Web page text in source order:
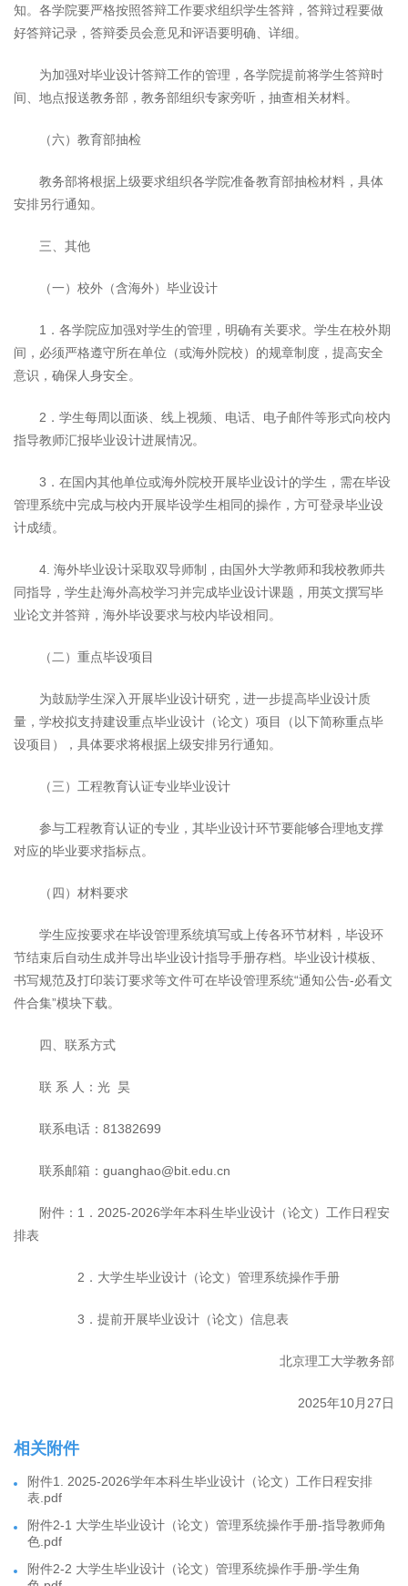
知。各学院要严格按照答辩工作要求组织学生答辩，答辩过程要做
好答辩记录，答辩委员会意见和评语要明确、详细。
为加强对毕业设计答辩工作的管理，各学院提前将学生答辩时
间、地点报送教务部，教务部组织专家旁听，抽查相关材料。
（六）教育部抽检
教务部将根据上级要求组织各学院准备教育部抽检材料，具体
安排另行通知。
三、其他
（一）校外（含海外）毕业设计
1．各学院应加强对学生的管理，明确有关要求。学生在校外期
间，必须严格遵守所在单位（或海外院校）的规章制度，提高安全
意识，确保人身安全。
2．学生每周以面谈、线上视频、电话、电子邮件等形式向校内
指导教师汇报毕业设计进展情况。
3．在国内其他单位或海外院校开展毕业设计的学生，需在毕设
管理系统中完成与校内开展毕设学生相同的操作，方可登录毕业设
计成绩。
4. 海外毕业设计采取双导师制，由国外大学教师和我校教师共
同指导，学生赴海外高校学习并完成毕业设计课题，用英文撰写毕
业论文并答辩，海外毕设要求与校内毕设相同。
（二）重点毕设项目
为鼓励学生深入开展毕业设计研究，进一步提高毕业设计质
量，学校拟支持建设重点毕业设计（论文）项目（以下简称重点毕
设项目），具体要求将根据上级安排另行通知。
（三）工程教育认证专业毕业设计
参与工程教育认证的专业，其毕业设计环节要能够合理地支撑
对应的毕业要求指标点。
（四）材料要求
学生应按要求在毕设管理系统填写或上传各环节材料，毕设环
节结束后自动生成并导出毕业设计指导手册存档。毕业设计模板、
书写规范及打印装订要求等文件可在毕设管理系统“通知公告-必看文
件合集”模块下载。
四、联系方式
联 系 人：光 昊
联系电话：81382699
联系邮箱：guanghao@bit.edu.cn
附件：1．2025-2026学年本科生毕业设计（论文）工作日程安
排表
2．大学生毕业设计（论文）管理系统操作手册
3．提前开展毕业设计（论文）信息表
北京理工大学教务部
2025年10月27日
相关附件
附件1. 2025-2026学年本科生毕业设计（论文）工作日程安排
表.pdf
附件2-1 大学生毕业设计（论文）管理系统操作手册-指导教师角
色.pdf
附件2-2 大学生毕业设计（论文）管理系统操作手册-学生角